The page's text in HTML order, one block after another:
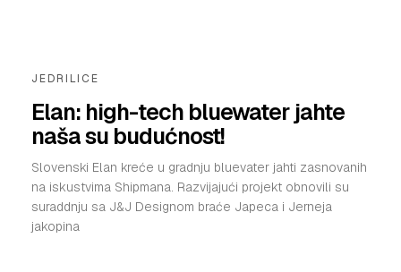
JEDRILICE
Elan: high-tech bluewater jahte
naša su budućnost!
Slovenski Elan kreće u gradnju bluevater jahti zasnovanih
na iskustvima Shipmana. Razvijajući projekt obnovili su
suraddnju sa J&J Designom braće Japeca i Jerneja
jakopina